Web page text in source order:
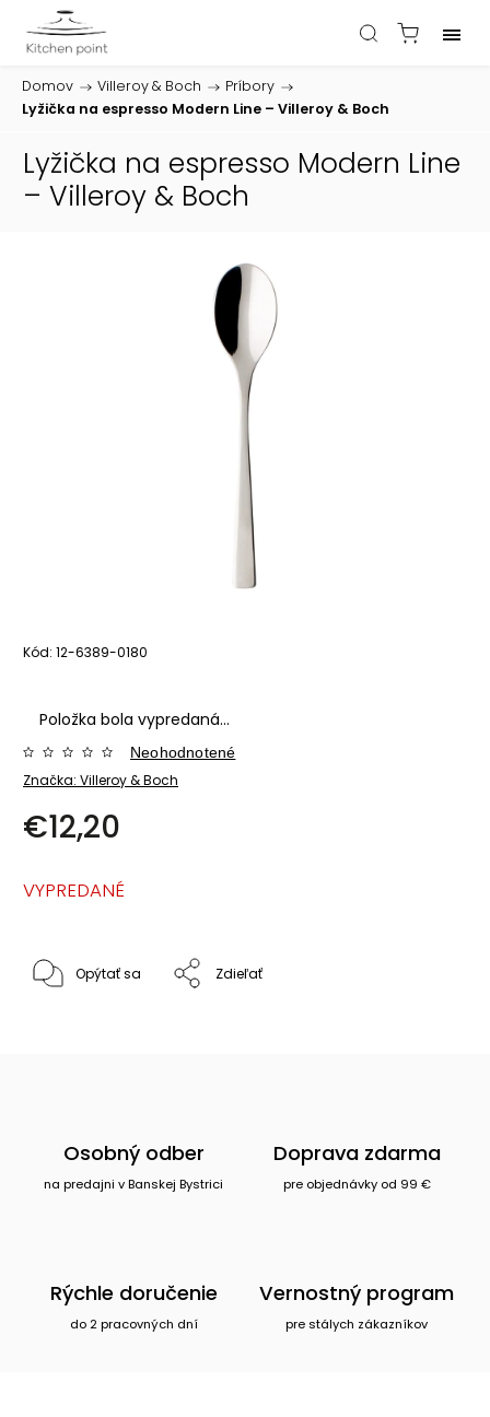
Domov / Villeroy & Boch / Príbory /
Lyžička na espresso Modern Line – Villeroy & Boch
Lyžička na espresso Modern Line
– Villeroy & Boch
Kód: 12-6389-0180
Položka bola vypredaná…
Značka: Villeroy & Boch
Neohodnotené
€12,20
VYPREDANÉ
Opýtať sa Zdieľať
Osobný odber
na predajni v Banskej Bystrici
Doprava zdarma
pre objednávky od 99 €
Rýchle doručenie
do 2 pracovných dní
Vernostný program
pre stálych zákazníkov